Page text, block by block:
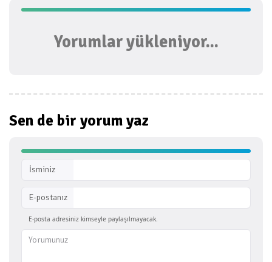
Yorumlar yükleniyor...
Sen de bir yorum yaz
İsminiz
E-postanız
E-posta adresiniz kimseyle paylaşılmayacak.